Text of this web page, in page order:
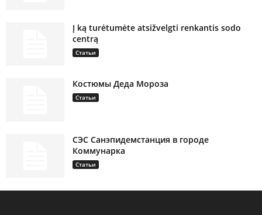
Į ką turėtumėte atsižvelgti renkantis sodo
centrą
Статьи
Костюмы Деда Мороза
Статьи
СЭС Санэпидемстанция в городе
Коммунарка
Статьи